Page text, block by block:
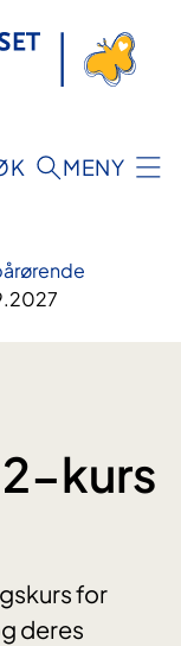
MENY
kurs
for
deres